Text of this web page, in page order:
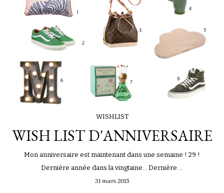
WISHLIST
WISH LIST D'ANNIVERSAIRE
Mon anniversaire est maintenant dans une semaine ! 29 !
Dernière année dans la vingtaine… Dernière ...
31 mars 2015